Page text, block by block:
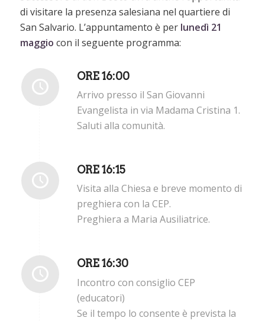
di visitare la presenza salesiana nel quartiere di
San Salvario. L’appuntamento è per lunedì 21
maggio con il seguente programma:
ORE 16:00
Arrivo presso il San Giovanni
Evangelista in via Madama Cristina 1.
Saluti alla comunità.
ORE 16:15
Visita alla Chiesa e breve momento di
preghiera con la CEP.
Preghiera a Maria Ausiliatrice.
ORE 16:30
Incontro con consiglio CEP
(educatori)
Se il tempo lo consente è prevista la